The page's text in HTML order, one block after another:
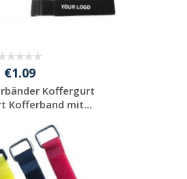
€1.09
Koffergurt
Kofferband mit...
Angebot
anfordern